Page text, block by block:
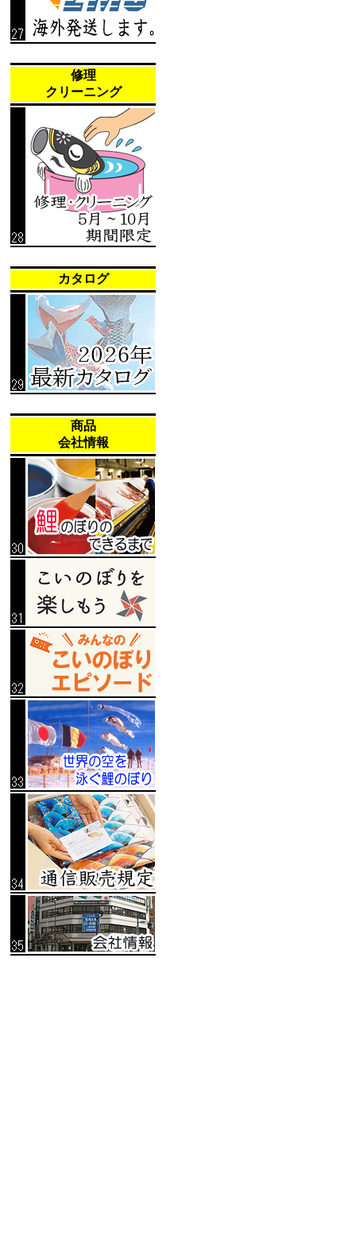
修理
クリーニング
カタログ
商品
会社情報